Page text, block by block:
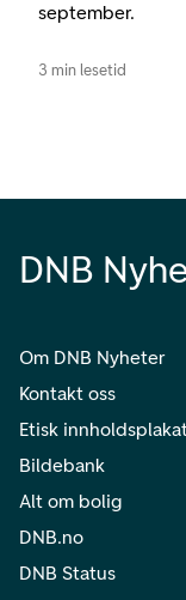
september.
3 min lesetid
DNB
Om DNB Nyheter
Kontakt oss
Etisk
Bildebank
Alt om bolig
DNB.no
DNB Status